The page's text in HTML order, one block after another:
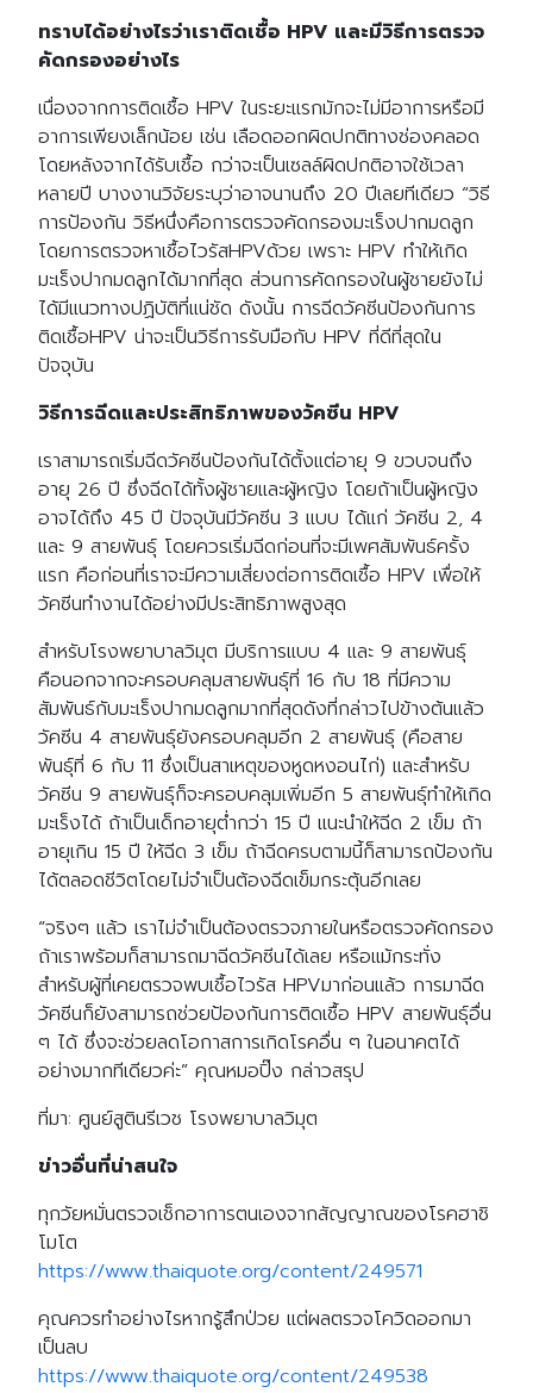
ทราบได้อย่างไรว่าเราติดเชื้อ HPV และมีวิธีการตรวจ
คัดกรองอย่างไร
เนื่องจากการติดเชื้อ HPV ในระยะแรกมักจะไม่มีอาการหรือมี
อาการเพียงเล็กน้อย เช่น เลือดออกผิดปกติทางช่องคลอด
โดยหลังจากได้รับเชื้อ กว่าจะเป็นเซลล์ผิดปกติอาจใช้เวลา
หลายปี บางงานวิจัยระบุว่าอาจนานถึง 20 ปีเลยทีเดียว “วิธี
การป้องกัน วิธีหนึ่งคือการตรวจคัดกรองมะเร็งปากมดลูก
โดยการตรวจหาเชื้อไวรัสHPVด้วย เพราะ HPV ทำให้เกิด
มะเร็งปากมดลูกได้มากที่สุด ส่วนการคัดกรองในผู้ชายยังไม่
ได้มีแนวทางปฏิบัติที่แน่ชัด ดังนั้น การฉีดวัคซีนป้องกันการ
ติดเชื้อHPV น่าจะเป็นวิธีการรับมือกับ HPV ที่ดีที่สุดใน
ปัจจุบัน
วิธีการฉีดและประสิทธิภาพของวัคซีน HPV
เราสามารถเริ่มฉีดวัคซีนป้องกันได้ตั้งแต่อายุ 9 ขวบจนถึง
อายุ 26 ปี ซึ่งฉีดได้ทั้งผู้ชายและผู้หญิง โดยถ้าเป็นผู้หญิง
อาจได้ถึง 45 ปี ปัจจุบันมีวัคซีน 3 แบบ ได้แก่ วัคซีน 2, 4
และ 9 สายพันธุ์ โดยควรเริ่มฉีดก่อนที่จะมีเพศสัมพันธ์ครั้ง
แรก คือก่อนที่เราจะมีความเสี่ยงต่อการติดเชื้อ HPV เพื่อให้
วัคซีนทำงานได้อย่างมีประสิทธิภาพสูงสุด
สำหรับโรงพยาบาลวิมุต มีบริการแบบ 4 และ 9 สายพันธุ์
คือนอกจากจะครอบคลุมสายพันธุ์ที่ 16 กับ 18 ที่มีความ
สัมพันธ์กับมะเร็งปากมดลูกมากที่สุดดังที่กล่าวไปข้างต้นแล้ว
วัคซีน 4 สายพันธุ์ยังครอบคลุมอีก 2 สายพันธุ์ (คือสาย
พันธุ์ที่ 6 กับ 11 ซึ่งเป็นสาเหตุของหูดหงอนไก่) และสำหรับ
วัคซีน 9 สายพันธุ์ก็จะครอบคลุมเพิ่มอีก 5 สายพันธุ์ทำให้เกิด
มะเร็งได้ ถ้าเป็นเด็กอายุต่ำกว่า 15 ปี แนะนำให้ฉีด 2 เข็ม ถ้า
อายุเกิน 15 ปี ให้ฉีด 3 เข็ม ถ้าฉีดครบตามนี้ก็สามารถป้องกัน
ได้ตลอดชีวิตโดยไม่จำเป็นต้องฉีดเข็มกระตุ้นอีกเลย
“จริงๆ แล้ว เราไม่จำเป็นต้องตรวจภายในหรือตรวจคัดกรอง
ถ้าเราพร้อมก็สามารถมาฉีดวัคซีนได้เลย หรือแม้กระทั่ง
สำหรับผู้ที่เคยตรวจพบเชื้อไวรัส HPVมาก่อนแล้ว การมาฉีด
วัคซีนก็ยังสามารถช่วยป้องกันการติดเชื้อ HPV สายพันธุ์อื่น
ๆ ได้ ซึ่งจะช่วยลดโอกาสการเกิดโรคอื่น ๆ ในอนาคตได้
อย่างมากทีเดียวค่ะ” คุณหมอปิ๊ง กล่าวสรุป
ที่มา: ศูนย์สูตินรีเวช โรงพยาบาลวิมุต
ข่าวอื่นที่น่าสนใจ
ทุกวัยหมั่นตรวจเช็กอาการตนเองจากสัญญาณของโรคฮาชิ
โมโต
https://www.thaiquote.org/content/249571
คุณควรทำอย่างไรหากรู้สึกป่วย แต่ผลตรวจโควิดออกมา
เป็นลบ
https://www.thaiquote.org/content/249538